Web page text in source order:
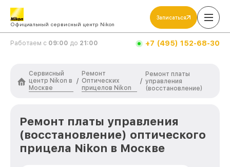
Официальный сервисный центр Nikon
Записаться
Работаем с 09:00 до 21:00 +7 (495) 152-68-30
Сервисный
центр Nikon в
Москве
/
Ремонт
Оптических
прицелов Nikon
/
Ремонт платы
управления
(восстановление)
Ремонт платы управления
(восстановление) оптического
прицела Nikon в Москве